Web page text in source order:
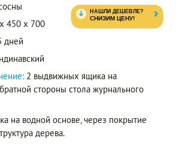
450 x 700
дней
2 выдвижных ящика на
стороны стола журнального
на водной основе, через покрытие
дерева.